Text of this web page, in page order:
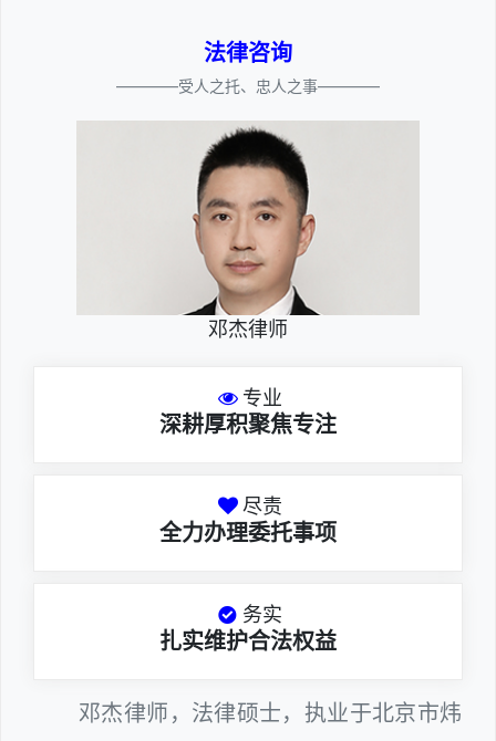
法律咨询
————受人之托、忠人之事————
邓杰律师
专业
深耕厚积聚焦专注
尽责
全力办理委托事项
务实
扎实维护合法权益
邓杰律师，法律硕士，执业于北京市炜